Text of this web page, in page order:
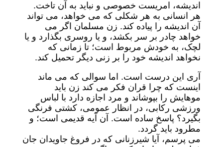
اندیشه، امریست خصوصی و نباید به آن تاخت.
هر انسانی به هر شکلی که می خواهد، می تواند
آن اندیشه را پیاده کند. زن مسلمان اگر می
خواهد چادر بر سر بکشد، و یا روسری بگذارد و یا
لچک، به خودش مربوط است؛ تا زمانی که
نخواهد اندیشه خود را بر زنی دیگر تحمیل کند.
آری این درست است. اما سوالی که می ماند
اینست که چرا قران فکر می کند زن باید
موهایش را بپوشاند و مرد اجازه دارد با لباس
ورزشی رکابی، در انظار عمومی، کشتی فرنگی
بگیرد؟ پاسخ ساده است. آن آیه قدیمی است؛ و
مطرود باید گردد.
می پرسم، آیا شیرزنانی که در فروغ جاویدان جان